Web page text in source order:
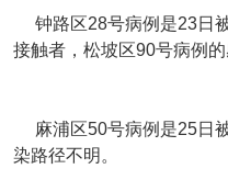
钟路区28号病例是23日
接触者，松坡区90号病例的
麻浦区50号病例是25日
染路径不明。